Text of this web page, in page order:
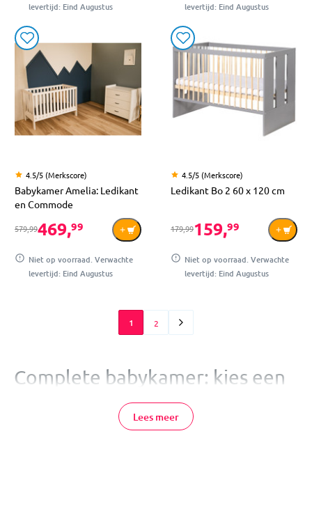
levertijd: Eind Augustus
levertijd: Eind Augustus
4.5/5 (Merkscore)
Babykamer Amelia: Ledikant
en Commode
579,99469,99
Niet op voorraad. Verwachte
levertijd: Eind Augustus
4.5/5 (Merkscore)
Ledikant Bo 2 60 x 120 cm
179,99159,99
Niet op voorraad. Verwachte
levertijd: Eind Augustus
1 2
Complete babykamer: kies een
2- of 3-delige set
Een babykamer inrichten is een bijzonder moment, maar er komt
Lees meer